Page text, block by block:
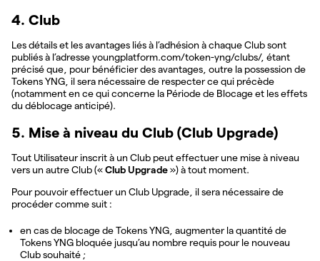
4. Club
Les détails et les avantages liés à l’adhésion à chaque Club sont
publiés à l’adresse youngplatform.com/token-yng/clubs/, étant
précisé que, pour bénéficier des avantages, outre la possession de
Tokens YNG, il sera nécessaire de respecter ce qui précède
(notamment en ce qui concerne la Période de Blocage et les effets
du déblocage anticipé).
5. Mise à niveau du Club (Club Upgrade)
Tout Utilisateur inscrit à un Club peut effectuer une mise à niveau
vers un autre Club («Club Upgrade») à tout moment.
Pour pouvoir effectuer un Club Upgrade, il sera nécessaire de
procéder comme suit :
en cas de blocage de Tokens YNG, augmenter la quantité de
Tokens YNG bloquée jusqu’au nombre requis pour le nouveau
Club souhaité ;